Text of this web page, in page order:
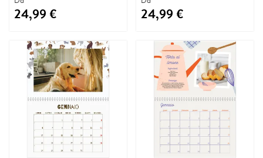
24,99 € 24,99 €